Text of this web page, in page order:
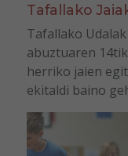
Tafallako
Tafallako
abuztuaren
herriko jaien
ekitaldi baino